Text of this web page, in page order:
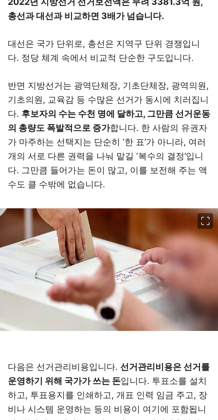
총선과 대선과 비교하면 3배가 넘습니다.
대선은 국가 단위로, 총선은 지역구 단위 경쟁입니
다. 정당 체계 속에서 비교적 단순한 구도입니다.
반면 지방선거는 광역단체장, 기초단체장, 광역의원,
기초의원, 교육감 등 수많은 선거가 동시에 치러집니
다. 후보자의 수는 수천 명에 달하고, 그만큼 선거운동
의 총량도 폭발적으로 증가합니다. 한 사람의 유권자
가 마주하는 선택지는 단순히 ‘한 표’가 아니라, 여러
개의 서로 다른 권력을 나눠 맡길 ‘복수의 결정’입니
다. 그만큼 들어가는 돈이 많고, 이를 보전해 주는 액
수도 클 수밖에 없습니다.
다음은 선거관리비용입니다. 선거관리비용은 선거를
운영하기 위해 국가가 쓰는 돈입니다. 투표소를 설치
하고, 투표용지를 인쇄하고, 개표 인력 임금 주고, 장
비나 시스템 운영하는 등의 비용이 여기에 포함됩니